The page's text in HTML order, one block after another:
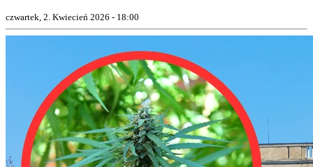
czwartek, 2. Kwiecień 2026 - 18:00